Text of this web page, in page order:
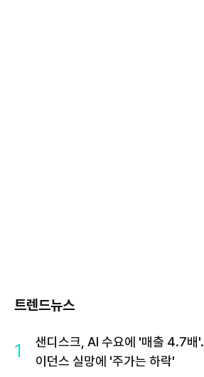
트렌드뉴스
1
샌디스크, AI 수요에 '매출 4.7배
이던스 실망에 '주가는 하락'